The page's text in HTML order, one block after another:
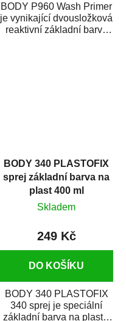
BODY P960 Wash Primer
je vynikající dvousložková
reaktivní základní barva
BODY 340 PLASTOFIX
sprej základní barva na
plast 400 ml
Skladem
249 Kč
DO KOŠÍKU
BODY 340 PLASTOFIX
340 sprej je speciální
základní barva na plasty,